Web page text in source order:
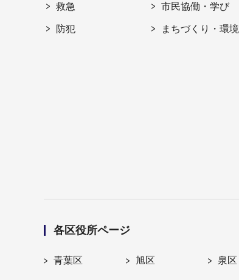
救急
防犯
市民協働・学び
まちづくり・環境
各区役所ページ
青葉区 旭区 泉区